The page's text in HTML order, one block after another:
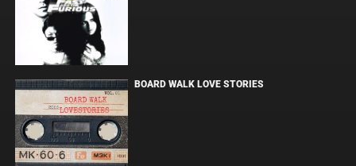
BOARD WALK LOVE STORIES